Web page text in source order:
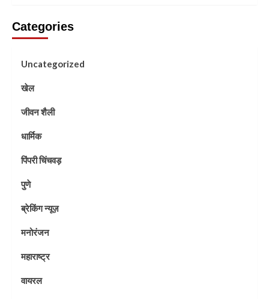
Categories
Uncategorized
खेल
जीवन शैली
धार्मिक
पिंपरी चिंचवड़
पुणे
ब्रेकिंग न्यूज़
मनोरंजन
महाराष्ट्र
वायरल